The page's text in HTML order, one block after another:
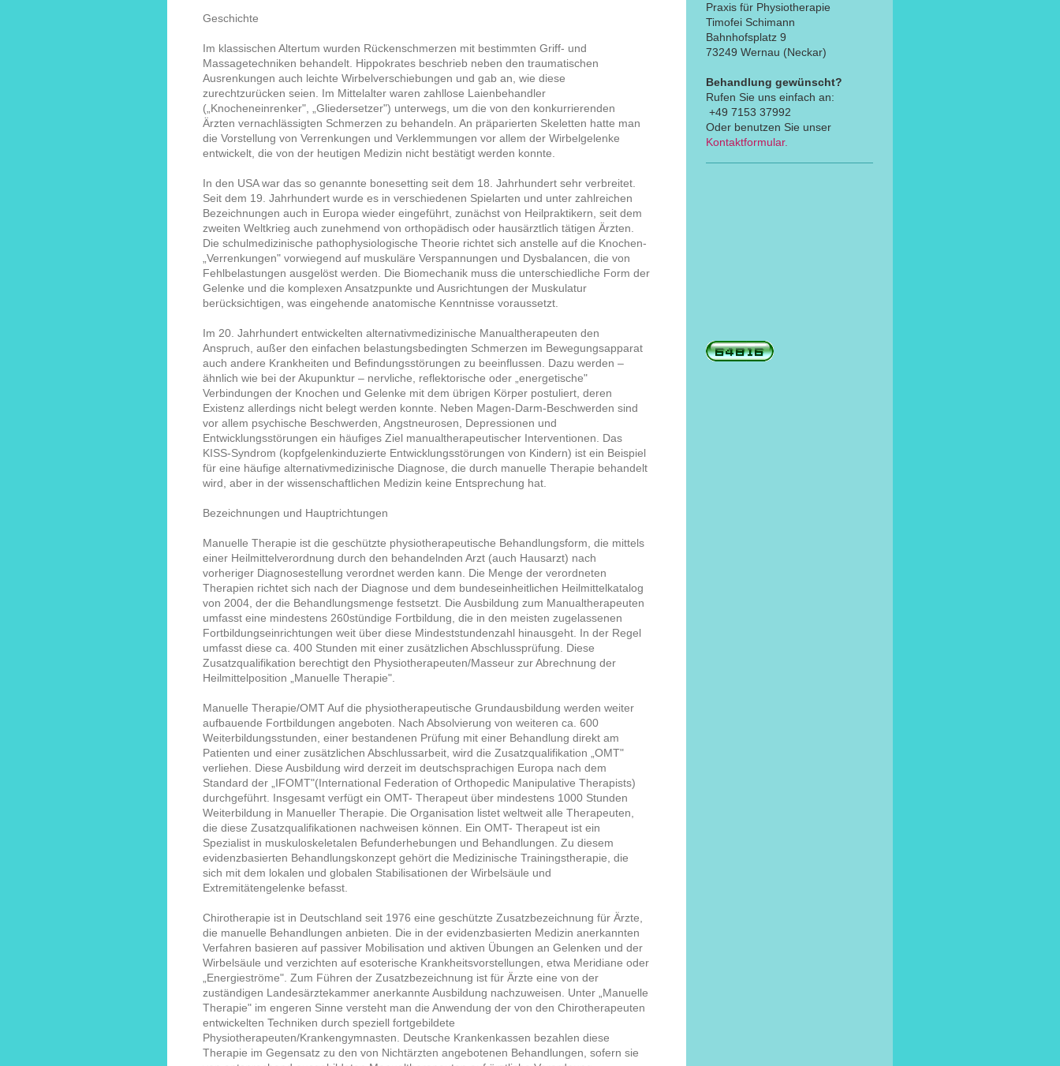
Geschichte
Im klassischen Altertum wurden Rückenschmerzen mit bestimmten Griff- und
Massagetechniken behandelt. Hippokrates beschrieb neben den traumatischen
Ausrenkungen auch leichte Wirbelverschiebungen und gab an, wie diese
zurechtzurücken seien. Im Mittelalter waren zahllose Laienbehandler
(„Knocheneinrenker", „Gliedersetzer") unterwegs, um die von den konkurrierenden
Ärzten vernachlässigten Schmerzen zu behandeln. An präparierten Skeletten hatte man
die Vorstellung von Verrenkungen und Verklemmungen vor allem der Wirbelgelenke
entwickelt, die von der heutigen Medizin nicht bestätigt werden konnte.
In den USA war das so genannte bonesetting seit dem 18. Jahrhundert sehr verbreitet.
Seit dem 19. Jahrhundert wurde es in verschiedenen Spielarten und unter zahlreichen
Bezeichnungen auch in Europa wieder eingeführt, zunächst von Heilpraktikern, seit dem
zweiten Weltkrieg auch zunehmend von orthopädisch oder hausärztlich tätigen Ärzten.
Die schulmedizinische pathophysiologische Theorie richtet sich anstelle auf die Knochen-
„Verrenkungen" vorwiegend auf muskuläre Verspannungen und Dysbalancen, die von
Fehlbelastungen ausgelöst werden. Die Biomechanik muss die unterschiedliche Form der
Gelenke und die komplexen Ansatzpunkte und Ausrichtungen der Muskulatur
berücksichtigen, was eingehende anatomische Kenntnisse voraussetzt.
Im 20. Jahrhundert entwickelten alternativmedizinische Manualtherapeuten den
Anspruch, außer den einfachen belastungsbedingten Schmerzen im Bewegungsapparat
auch andere Krankheiten und Befindungsstörungen zu beeinflussen. Dazu werden –
ähnlich wie bei der Akupunktur – nervliche, reflektorische oder „energetische"
Verbindungen der Knochen und Gelenke mit dem übrigen Körper postuliert, deren
Existenz allerdings nicht belegt werden konnte. Neben Magen-Darm-Beschwerden sind
vor allem psychische Beschwerden, Angstneurosen, Depressionen und
Entwicklungsstörungen ein häufiges Ziel manualtherapeutischer Interventionen. Das
KISS-Syndrom (kopfgelenkinduzierte Entwicklungsstörungen von Kindern) ist ein Beispiel
für eine häufige alternativmedizinische Diagnose, die durch manuelle Therapie behandelt
wird, aber in der wissenschaftlichen Medizin keine Entsprechung hat.
Bezeichnungen und Hauptrichtungen
Manuelle Therapie ist die geschützte physiotherapeutische Behandlungsform, die mittels
einer Heilmittelverordnung durch den behandelnden Arzt (auch Hausarzt) nach
vorheriger Diagnosestellung verordnet werden kann. Die Menge der verordneten
Therapien richtet sich nach der Diagnose und dem bundeseinheitlichen Heilmittelkatalog
von 2004, der die Behandlungsmenge festsetzt. Die Ausbildung zum Manualtherapeuten
umfasst eine mindestens 260stündige Fortbildung, die in den meisten zugelassenen
Fortbildungseinrichtungen weit über diese Mindeststundenzahl hinausgeht. In der Regel
umfasst diese ca. 400 Stunden mit einer zusätzlichen Abschlussprüfung. Diese
Zusatzqualifikation berechtigt den Physiotherapeuten/Masseur zur Abrechnung der
Heilmittelposition „Manuelle Therapie".
Manuelle Therapie/OMT Auf die physiotherapeutische Grundausbildung werden weiter
aufbauende Fortbildungen angeboten. Nach Absolvierung von weiteren ca. 600
Weiterbildungsstunden, einer bestandenen Prüfung mit einer Behandlung direkt am
Patienten und einer zusätzlichen Abschlussarbeit, wird die Zusatzqualifikation „OMT"
verliehen. Diese Ausbildung wird derzeit im deutschsprachigen Europa nach dem
Standard der „IFOMT"(International Federation of Orthopedic Manipulative Therapists)
durchgeführt. Insgesamt verfügt ein OMT- Therapeut über mindestens 1000 Stunden
Weiterbildung in Manueller Therapie. Die Organisation listet weltweit alle Therapeuten,
die diese Zusatzqualifikationen nachweisen können. Ein OMT- Therapeut ist ein
Spezialist in muskuloskeletalen Befunderhebungen und Behandlungen. Zu diesem
evidenzbasierten Behandlungskonzept gehört die Medizinische Trainingstherapie, die
sich mit dem lokalen und globalen Stabilisationen der Wirbelsäule und
Extremitätengelenke befasst.
Chirotherapie ist in Deutschland seit 1976 eine geschützte Zusatzbezeichnung für Ärzte,
die manuelle Behandlungen anbieten. Die in der evidenzbasierten Medizin anerkannten
Verfahren basieren auf passiver Mobilisation und aktiven Übungen an Gelenken und der
Wirbelsäule und verzichten auf esoterische Krankheitsvorstellungen, etwa Meridiane oder
„Energieströme". Zum Führen der Zusatzbezeichnung ist für Ärzte eine von der
zuständigen Landesärztekammer anerkannte Ausbildung nachzuweisen. Unter „Manuelle
Therapie" im engeren Sinne versteht man die Anwendung der von den Chirotherapeuten
entwickelten Techniken durch speziell fortgebildete
Physiotherapeuten/Krankengymnasten. Deutsche Krankenkassen bezahlen diese
Therapie im Gegensatz zu den von Nichtärzten angebotenen Behandlungen, sofern sie
Praxis für Physiotherapie
Timofei Schimann
Bahnhofsplatz 9
73249 Wernau (Neckar)
Behandlung gewünscht?
Rufen Sie uns einfach an:
+49 7153 37992
Oder benutzen Sie unser
Kontaktformular.